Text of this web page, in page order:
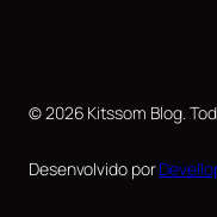
© 2026 Kitssom Blog.
Desenvolvido por